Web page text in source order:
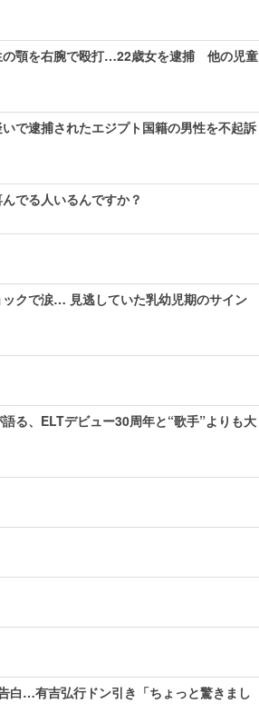
の顎を右腕で殴打…22歳女を逮捕 他の児童
で逮捕されたエジプト国籍の男性を不起訴
でる人いるんですか？
クで涙… 見逃していた乳幼児期のサイン
る、ELTデビュー30周年と“歌手”よりも大
白…有吉弘行ドン引き「ちょっと驚きまし